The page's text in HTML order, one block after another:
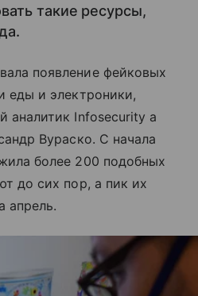
такие ресурсы,
появление фейковых
еды и электроники,
аналитик Infosecurity a
Вураско. С начала
более 200 подобных
до сих пор, а пик их
апрель.